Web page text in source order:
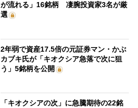
が流れる」16銘柄 凄腕投資家3名が厳
選
2年弱で資産17.5倍の元証券マン・かぶ
カブキ氏が「キオクシア急落で次に狙
う」5銘柄を公開
「キオクシアの次」に急騰期待の22銘